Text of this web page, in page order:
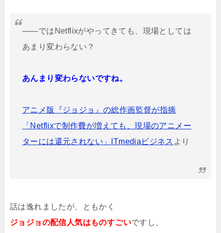
――ではNetflixがやってきても、現場としては
あまり変わらない？
あんまり変わらないですね。
アニメ版『ジョジョ』の総作画監督が指摘
「Netflixで制作費が増えても、現場のアニメー
ターには還元されない」ITmediaビジネス より
話は逸れましたが、ともかく
ジョジョの配信人気はものすごいですし、